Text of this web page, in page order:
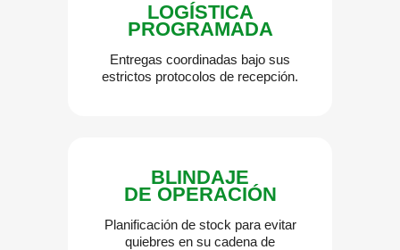
LOGÍSTICA
PROGRAMADA
Entregas coordinadas bajo sus
estrictos protocolos de recepción.
BLINDAJE
DE OPERACIÓN
Planificación de stock para evitar
quiebres en su cadena de